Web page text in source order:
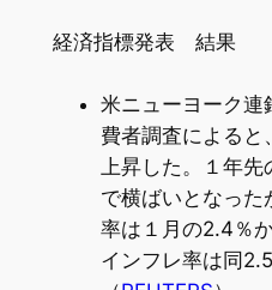
経済指標発表 結果
米ニューヨーク連
費者調査によると
上昇した。１年
で横ばいとなった
率は１月の2.4％
インフレ率は同